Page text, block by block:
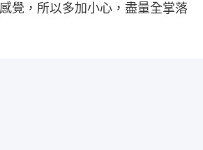
覺，所以多加小心，盡量全掌落